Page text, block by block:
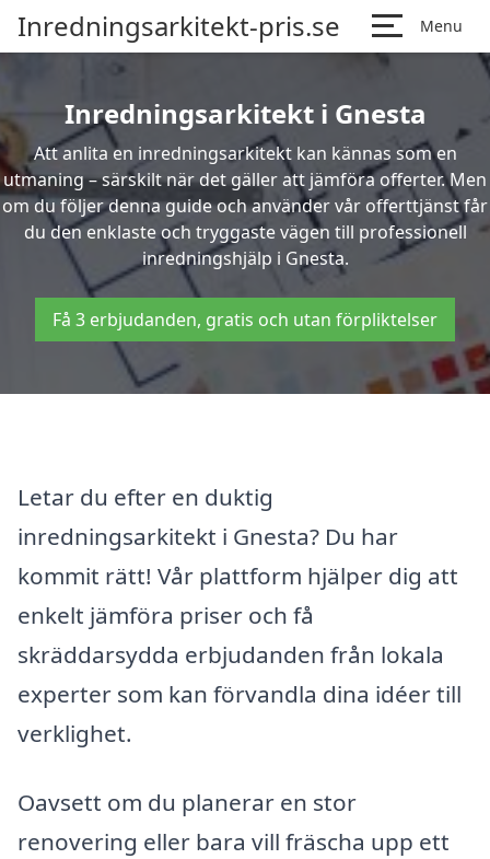
Inredningsarkitekt-pris.se Menu
Inredningsarkitekt i Gnesta
Att anlita en inredningsarkitekt kan kännas som en
utmaning – särskilt när det gäller att jämföra offerter. Men
om du följer denna guide och använder vår offerttjänst får
du den enklaste och tryggaste vägen till professionell
inredningshjälp i Gnesta.
Få 3 erbjudanden, gratis och utan förpliktelser
Letar du efter en duktig
inredningsarkitekt i Gnesta? Du har
kommit rätt! Vår plattform hjälper dig att
enkelt jämföra priser och få
skräddarsydda erbjudanden från lokala
experter som kan förvandla dina idéer till
verklighet.
Oavsett om du planerar en stor
renovering eller bara vill fräscha upp ett